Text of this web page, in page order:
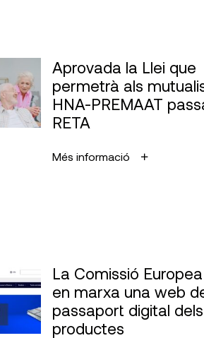
Aprovada la Llei que
permetrà als
HNA-PREMAAT
RETA
Més informació
La Comissió
en marxa una web
passaport digital dels
productes